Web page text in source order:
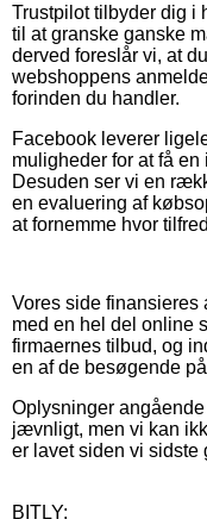
Trustpilot tilbyder dig i
til at granske ganske
derved foreslår vi, at
webshoppens
forinden du handler.
Facebook leverer
muligheder for at få
Desuden ser vi en
en evaluering af
at fornemme hvor
Vores side finansieres
med en hel del online
firmaernes tilbud, og
en af de besøgende
Oplysninger
jævnligt, men vi kan
er lavet siden vi sidste
BITLY: